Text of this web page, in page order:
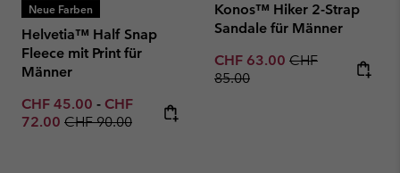
Neue Farben
Helvetia™ Half Snap
Fleece mit Print für
Männer
Minimum sale price:
CHF 45.00 - Maximum sale price:
CHF
72.00 Regular price:
CHF 90.00
Konos™ Hiker 2-Strap
Sandale für Männer
Sale price:
CHF 63.00 Regular price:
CHF
85.00